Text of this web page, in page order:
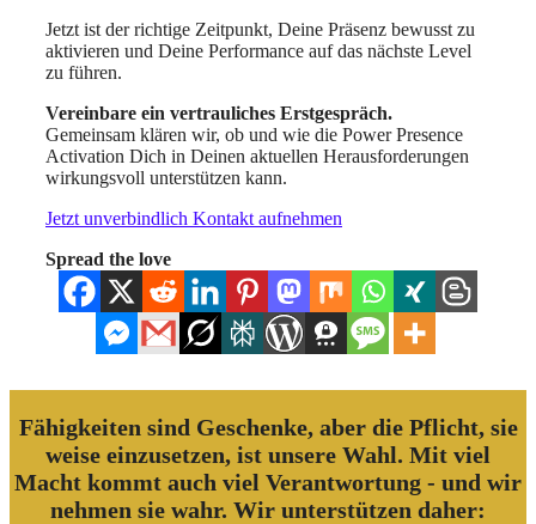
Jetzt ist der richtige Zeitpunkt, Deine Präsenz bewusst zu
aktivieren und Deine Performance auf das nächste Level
zu führen.
Vereinbare ein vertrauliches Erstgespräch.
Gemeinsam klären wir, ob und wie die Power Presence
Activation Dich in Deinen aktuellen Herausforderungen
wirkungsvoll unterstützen kann.
Jetzt unverbindlich Kontakt aufnehmen
Spread the love
Fähigkeiten sind Geschenke, aber die Pflicht, sie
weise einzusetzen, ist unsere Wahl. Mit viel
Macht kommt auch viel Verantwortung - und wir
nehmen sie wahr. Wir unterstützen daher: